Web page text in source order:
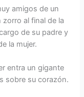
amigos de un
al final de la
de su padre y
la mujer.
entra un gigante
sobre su corazón.